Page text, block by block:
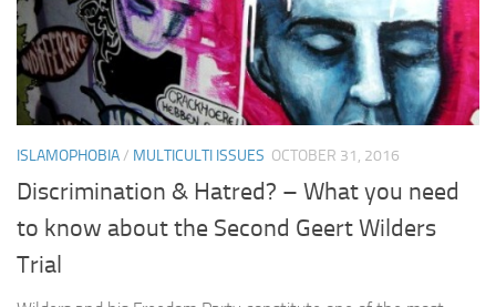
ISLAMOPHOBIA/ MULTICULTI ISSUES OCTOBER 31, 2016
Discrimination & Hatred? – What you need
to know about the Second Geert Wilders
Trial